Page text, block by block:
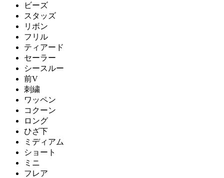
ビーズ
スタッズ
リボン
フリル
ティアード
セーラー
シースルー
前V
刺繍
ワッペン
コクーン
ロング
ひざ下
ミディアム
ショート
ミニ
フレア